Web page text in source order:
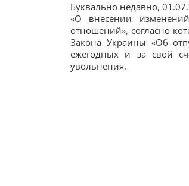
Буквально недавно,
«О внесении
отношений», согласно
Закона Украины «Об
ежегодных и за свой
увольнения.